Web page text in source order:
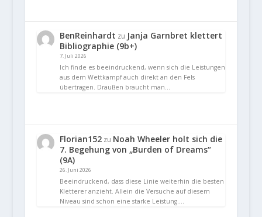
BenReinhardt zu Janja Garnbret klettert
Bibliographie (9b+)
7. Juli 2026
Ich finde es beeindruckend, wenn sich die Leistungen
aus dem Wettkampf auch direkt an den Fels
übertragen. Draußen braucht man…
Florian152zu Noah Wheeler holt sich die
7. Begehung von „Burden of Dreams“
(9A)
26. Juni 2026
Beeindruckend, dass diese Linie weiterhin die besten
Kletterer anzieht. Allein die Versuche auf diesem
Niveau sind schon eine starke Leistung.…